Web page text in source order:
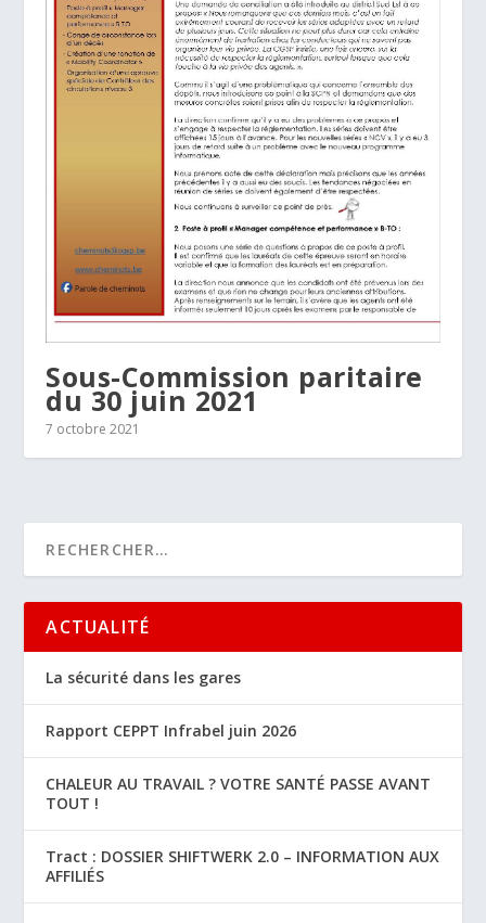
Sous-Commission paritaire
du 30 juin 2021
7 octobre 2021
ACTUALITÉ
La sécurité dans les gares
Rapport CEPPT Infrabel juin 2026
CHALEUR AU TRAVAIL ? VOTRE SANTÉ PASSE AVANT
TOUT !
Tract : DOSSIER SHIFTWERK 2.0 – INFORMATION AUX
AFFILIÉS